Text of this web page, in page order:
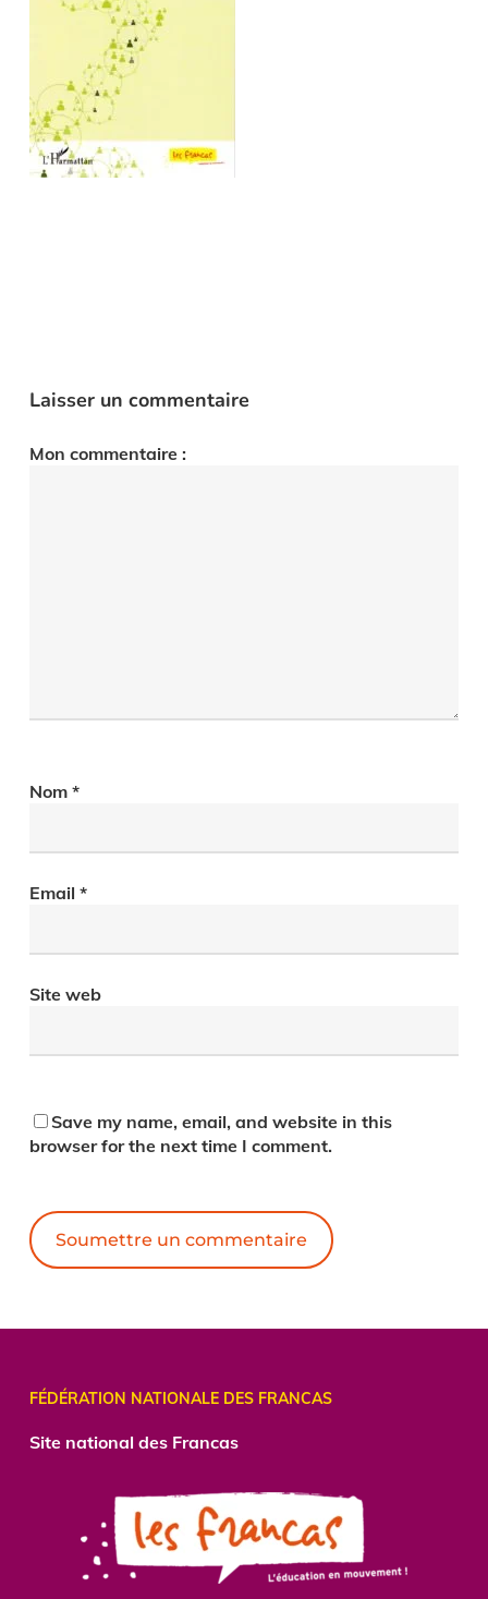
Laisser un commentaire
Mon commentaire :
Nom *
Email *
Site web
Save my name, email, and website in this
browser for the next time I comment.
FÉDÉRATION NATIONALE DES FRANCAS
Site national des Francas